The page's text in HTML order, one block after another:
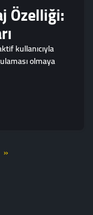
Özelliği:
kullanıcıyla
olmaya
»